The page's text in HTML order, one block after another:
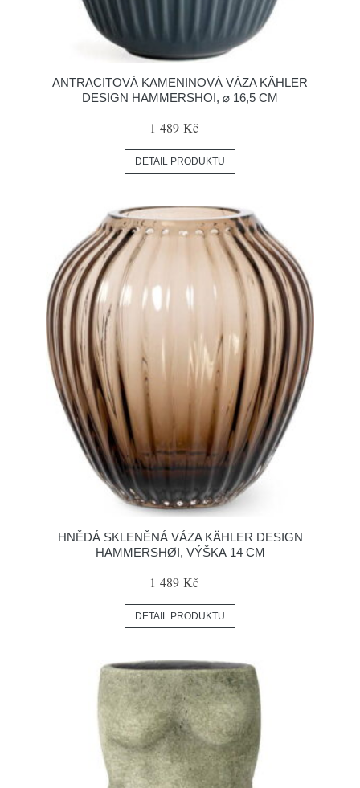
ANTRACITOVÁ KAMENINOVÁ VÁZA KÄHLER
DESIGN HAMMERSHOI, ⌀ 16,5 CM
1 489 Kč
DETAIL PRODUKTU
HNĚDÁ SKLENĚNÁ VÁZA KÄHLER DESIGN
HAMMERSHØI, VÝŠKA 14 CM
1 489 Kč
DETAIL PRODUKTU